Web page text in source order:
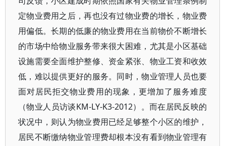
定物业费用之后，再也没有过物业费的增长，物业费
用偏低。长期的低廉的物业费用在当前物价不断增长
的市场中给物业服务带来很大困难，尤其是小区基础
设施需要全面维护整修、资金紧张、物业工资和收效
低，难以提供更好的服务。同时，物业管理人员也要
面对居民拒交物业费用的现象，更增加了服务难度
（物业人员访谈KM-LY-K3-2012）。而在居民反映的
状况中，则认为物业费用已经足够整个小区的维护，
居民不断缴纳物业管理费却根本没有看到物业管理有